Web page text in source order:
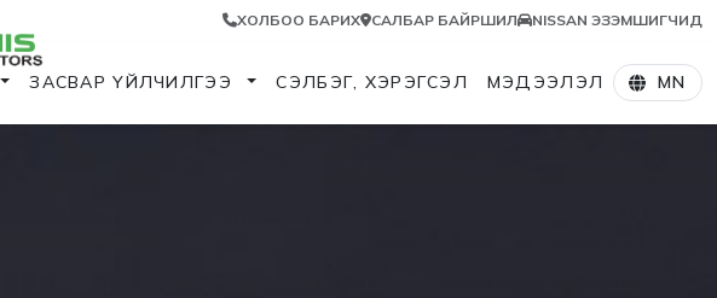
ХОЛБОО БАРИХ САЛБАР БАЙРШИЛ NISSAN ЭЗЭМШИГЧИД
ЗАСВАР ҮЙЛЧИЛГЭЭ СЭЛБЭГ, ХЭРЭГСЭЛ МЭДЭЭЛЭЛ MN